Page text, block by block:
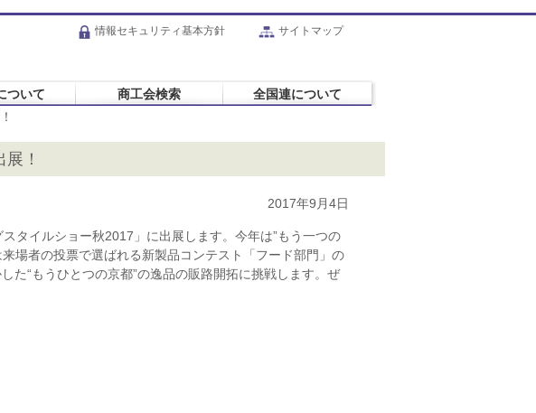
情報セキュリティ基本方針 サイトマップ
ついて 商工会検索
全国連について
！
2017年9月4日
タイルショー秋2017」に出展します。今年は”もう一つの
場者の投票で選ばれる新製品コンテスト「フード部門」の
た“もうひとつの京都”の逸品の販路開拓に挑戦します。ぜ